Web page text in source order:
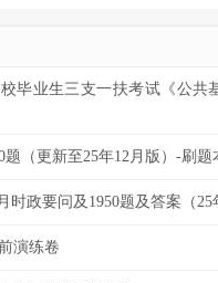
毕业生三支一扶考试《公共
题（更新至25年12月版）-刷题
时政要问及1950题及答案（
演练卷